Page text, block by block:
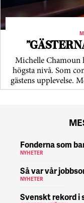
Michelle Chamoun
högsta nivå. Som
gästens upp­levelse.
Fonderna som
NYHETER
Så var vår
NYHETER
Svenskt rekord i